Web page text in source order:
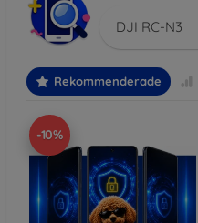
DJI RC-N3
Rekommenderade
-10%